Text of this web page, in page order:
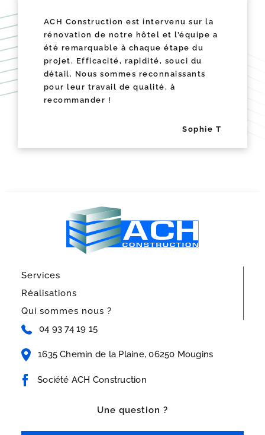
ACH Construction est intervenu sur la
rénovation de notre hôtel et l’équipe a
été remarquable à chaque étape du
projet. Efficacité, rapidité, souci du
détail. Nous sommes reconnaissants
pour leur travail de qualité, à
recommander !
Sophie T
Services
Réalisations
Qui sommes nous ?
04 93 74 19 15
1635 Chemin de la Plaine, 06250 Mougins
Société ACH Construction
Une question ?